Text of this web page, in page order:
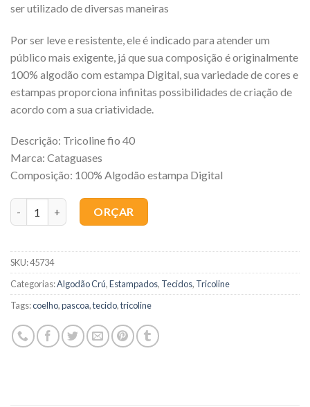
ser utilizado de diversas maneiras
Por ser leve e resistente, ele é indicado para atender um
público mais exigente, já que sua composição é originalmente
100% algodão com estampa Digital, sua variedade de cores e
estampas proporciona infinitas possibilidades de criação de
acordo com a sua criatividade.
Descrição: Tricoline fio 40
Marca: Cataguases
Composição: 100% Algodão estampa Digital
ORÇAR
SKU:45734
Categorias:Algodão Crú,Estampados, Tecidos, Tricoline
Tags:coelho,pascoa,tecido,tricoline